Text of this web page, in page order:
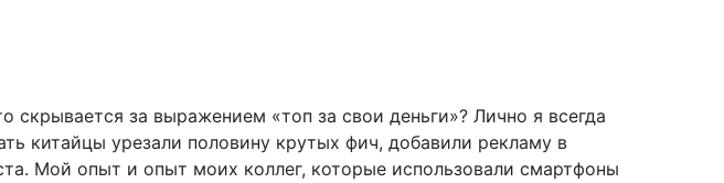
скрывается за выражением «топ за свои деньги»? Лично я всегда
китайцы урезали половину крутых фич, добавили рекламу в
Мой опыт и опыт моих коллег, которые использовали смартфоны